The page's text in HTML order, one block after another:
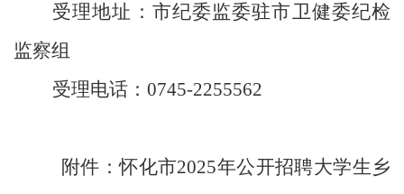
受理地址：市纪委监委驻市卫健委纪检
监察组
受理电话： 0745-2255562
附件：怀化市2025年公开招聘大学生乡